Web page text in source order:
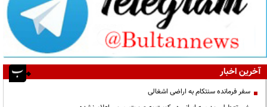
آخرین اخبار
سفر فرمانده سنتکام به اراضی اشغالی